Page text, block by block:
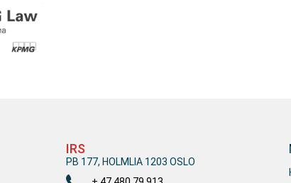
IRS
PB 177, HOLMLIA 1203 OSLO